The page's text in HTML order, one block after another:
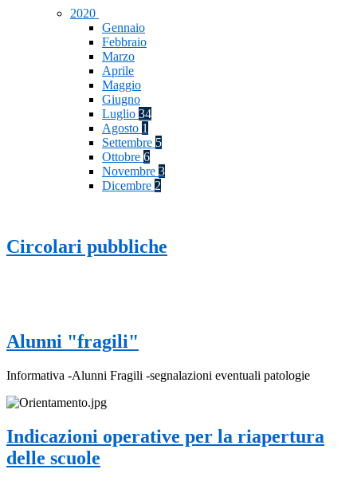
2020
Gennaio
Febbraio
Marzo
Aprile
Maggio
Giugno
Luglio 34
Agosto 1
Settembre 5
Ottobre 6
Novembre 3
Dicembre 2
Circolari pubbliche
Alunni "fragili"
Informativa -Alunni Fragili -segnalazioni eventuali patologie
Indicazioni operative per la riapertura
delle scuole